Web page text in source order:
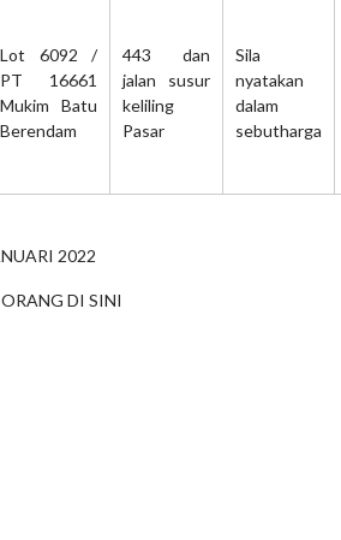
Lot 6092 /
PT 16661
Mukim Batu
Berendam
443 dan
jalan susur
keliling
Pasar
Sila
nyatakan
dalam
sebutharga
2022
DI SINI